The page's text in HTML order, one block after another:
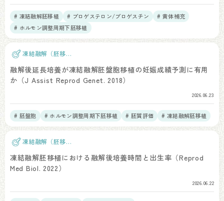
# 凍結融解胚移植 # プロゲステロン/プロゲスチン
# 黄体補充
# ホルモン調整周期下胚移植
凍結融解（胚移
融解後延長培養が凍結融解胚盤胞移植の妊娠成績予測に有用
か（J Assist Reprod Genet. 2018）
2026.06.23
# 胚盤胞 # ホルモン調整周期下胚移植 # 胚質評価 # 凍結融解胚移植
凍結融解（胚移
凍結融解胚移植における融解後培養時間と出生率（Reprod
Med Biol. 2022）
2026.06.22